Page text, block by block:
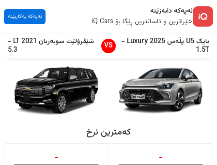
ئەپەکە دابەزێنە
خێراترین و ئاسانترین ڕێگا بۆ iQ Cars
ئەپەکە بەکاربێنە
بایکU5 پڵەس 2025
Luxury
-
1.5T
VS شێڤرۆلێت سوبەربان 2021
LT
-
5.3
کەمترین نرخ
-
-